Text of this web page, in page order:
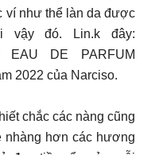
ví như thể làn da được
vậy đó. Lin.k đây:
EAU DE PARFUM
2022 của Narciso.
chắc các nàng cũng
hơn các hương